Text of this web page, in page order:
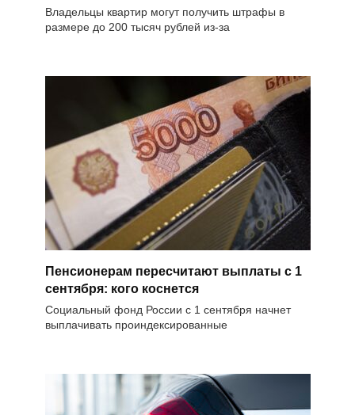
Владельцы квартир могут получить штрафы в
размере до 200 тысяч рублей из-за
Пенсионерам пересчитают выплаты с 1
сентября: кого коснется
Социальный фонд России с 1 сентября начнет
выплачивать проиндексированные